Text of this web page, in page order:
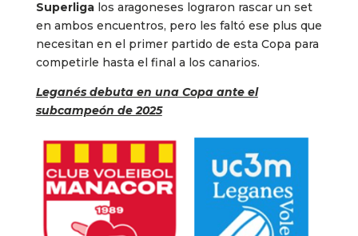
Superligalos aragoneses lograron rascar un set
en ambos encuentros, pero les faltó ese plus que
necesitan en el primer partido de esta Copa para
competirle hasta el final a los canarios.
Leganés debuta en una Copa ante el
subcampeón de 2025